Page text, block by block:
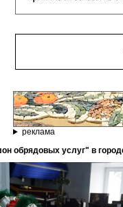
реклама
обрядовых услуг" в